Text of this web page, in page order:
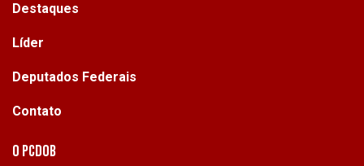
Destaques
Líder
Deputados Federais
Contato
O PCdoB